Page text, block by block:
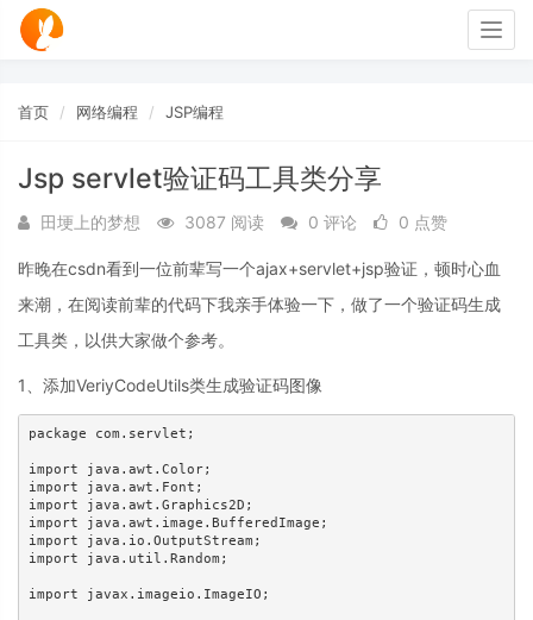
首页 网络编程 JSP编程
Jsp servlet验证码工具类分享
田埂上的梦想 3087 阅读 0 评论 0 点赞
昨晚在csdn看到一位前辈写一个ajax+servlet+jsp验证，顿时心血
来潮，在阅读前辈的代码下我亲手体验一下，做了一个验证码生成
工具类，以供大家做个参考。
1、添加VeriyCodeUtils类生成验证码图像
package com.servlet;
import java.awt.Color;
import java.awt.Font;
import java.awt.Graphics2D;
import java.awt.image.BufferedImage;
import java.io.OutputStream;
import java.util.Random;
import javax.imageio.ImageIO;